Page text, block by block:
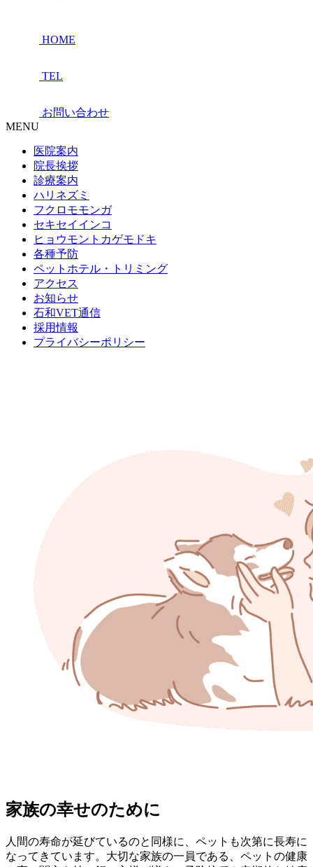
HOME
TEL
お問い合わせ
MENU
医院案内
院長挨拶
診療案内
ハリネズミ
フクロモモンガ
セキセイインコ
ヒョウモントカゲモドキ
各種予防
ペットホテル・トリミング
アクセス
お知らせ
石和VET通信
採用情報
プライバシーポリシー
家族の幸せのために
人間の寿命が延びているのと同様に、ペットも次第に長寿に
なってきています。大切な家族の一員である、ペットの健康